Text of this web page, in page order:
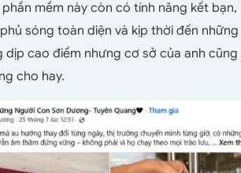
phần mềm này còn có tính năng kết
sóng toàn diện và kịp thời đến
dịp cao điểm nhưng cơ sở của anh
cho hay.